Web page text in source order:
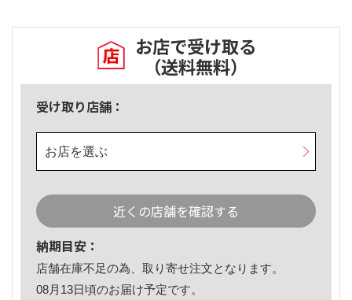
お店で受け取る
（送料無料）
受け取り店舗：
お店を選ぶ
近くの店舗を確認する
納期目安：
店舗在庫不足の為、取り寄せ注文となります。
08月13日頃のお届け予定です。